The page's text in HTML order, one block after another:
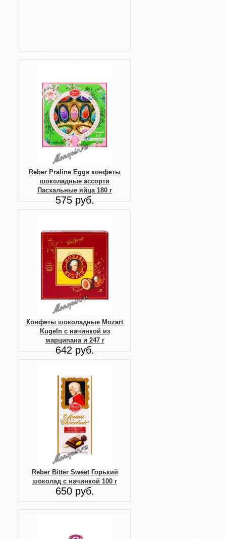
Reber Praline Eggs конфеты
шоколадные ассорти
Пасхальные яйца 180 г
575 руб.
Конфеты шоколадные Mozart
Kugeln с начинкой из
марципана и 247 г
642 руб.
Reber Bitter Sweet Горький
шоколад с начинкой 100 г
650 руб.